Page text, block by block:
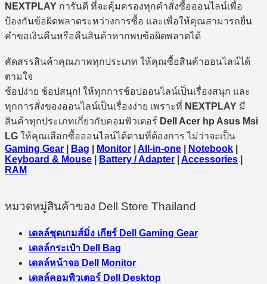
NEXTPLAY การันตี ที่จะคุ้มครองทุกคำสั่งซื้อออนไลน์เพื่อ
ป้องกันข้อผิดพลาดระหว่างการซื้อ และเพื่อให้คุณสามารถยื่น
คำขอเงินคืนหรือคืนสินค้าหากพบข้อผิดพลาดได้
คัดสรรสินค้าคุณภาพทุกประเภท ให้คุณซื้อสินค้าออนไลน์ได้
ตามใจ
ช้อปง่าย ช้อปสนุก! ให้ทุกการช้อปออนไลน์เป็นเรื่องสนุก และ
ทุกการสั่งของออนไลน์เป็นเรื่องง่าย เพราะที่ NEXTPLAY มี
สินค้าทุกประเภทเกี่ยวกับคอมพิวเตอร์ Dell Acer hp Asus Msi
LG ให้คุณเลือกซื้อออนไลน์ได้ตามที่ต้องการ ไม่ว่าจะเป็น
Gaming Gear
Bag Monitor All-in-one Notebook
Keyboard & Mouse
Battery / Adapter Accessories
RAM
หมวดหมู่สินค้าของ Dell Store Thailand
เดลล์ชุดเกมส์มิ่ง เกียร์ Dell Gaming Gear
เดลล์กระเป๋า Dell Bag
เดลล์หน้าจอ Dell Monitor
เดลล์คอมพิวเตอร์ Dell Desktop